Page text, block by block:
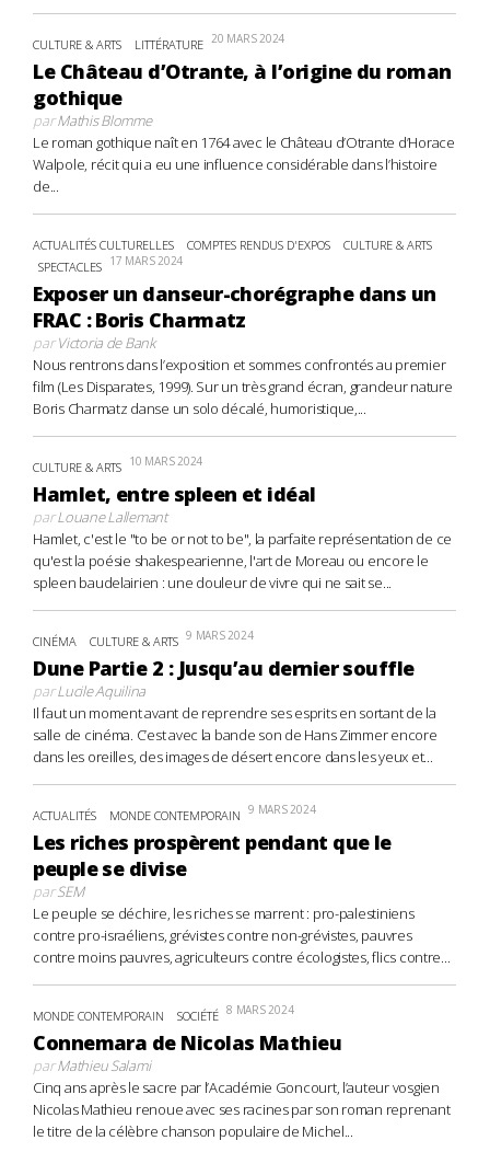
CULTURE & ARTS LITTÉRATURE 20 MARS 2024
Le Château d’Otrante, à l’origine du roman
gothique
parMathis Blomme
Le roman gothique naît en 1764 avec le Château d’Otrante d’Horace
Walpole, récit qui a eu une influence considérable dans l’histoire
de...
ACTUALITÉS CULTURELLES COMPTES RENDUS D'EXPOS
CULTURE & ARTS
SPECTACLES 17 MARS 2024
Exposer un danseur-chorégraphe dans un
FRAC : Boris Charmatz
parVictoria de Bank
Nous rentrons dans l’exposition et sommes confrontés au premier
film (Les Disparates, 1999). Sur un très grand écran, grandeur nature
Boris Charmatz danse un solo décalé, humoristique,...
CULTURE & ARTS 10 MARS 2024
Hamlet, entre spleen et idéal
parLouane Lallemant
Hamlet, c'est le "to be or not to be", la parfaite représentation de ce
qu'est la poésie shakespearienne, l'art de Moreau ou encore le
spleen baudelairien : une douleur de vivre qui ne sait se...
CINÉMA CULTURE & ARTS 9 MARS 2024
Dune Partie 2 : Jusqu’au dernier souffle
parLucile Aquilina
Il faut un moment avant de reprendre ses esprits en sortant de la
salle de cinéma. C’est avec la bande son de Hans Zimmer encore
dans les oreilles, des images de désert encore dans les yeux et...
ACTUALITÉS MONDE CONTEMPORAIN 9 MARS 2024
Les riches prospèrent pendant que le
peuple se divise
parSEM
Le peuple se déchire, les riches se marrent : pro-palestiniens
contre pro-israéliens, grévistes contre non-grévistes, pauvres
contre moins pauvres, agriculteurs contre écologistes, flics contre...
MONDE CONTEMPORAIN SOCIÉTÉ 8 MARS 2024
Connemara de Nicolas Mathieu
parMathieu Salami
Cinq ans après le sacre par l’Académie Goncourt, l’auteur vosgien
Nicolas Mathieu renoue avec ses racines par son roman reprenant
le titre de la célèbre chanson populaire de Michel...